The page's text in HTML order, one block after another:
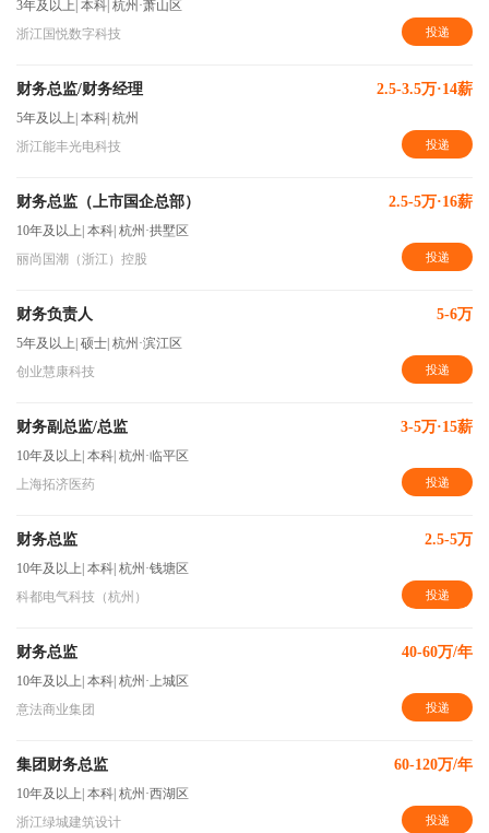
3年及以上 本科 杭州·萧山区
浙江国悦数字科技
投递
财务总监/财务经理 2.5-3.5万·14薪
5年及以上 本科 杭州
浙江能丰光电科技
投递
财务总监（上市国企总部） 2.5-5万·16薪
10年及以上 本科 杭州·拱墅区
丽尚国潮（浙江）控股
投递
财务负责人 5-6万
5年及以上 硕士 杭州·滨江区
创业慧康科技
投递
财务副总监/总监 3-5万·15薪
10年及以上 本科 杭州·临平区
上海拓济医药
投递
财务总监 2.5-5万
10年及以上 本科 杭州·钱塘区
科都电气科技（杭州）
投递
财务总监 40-60万/年
10年及以上 本科 杭州·上城区
意法商业集团
投递
集团财务总监 60-120万/年
10年及以上 本科 杭州·西湖区
浙江绿城建筑设计
投递